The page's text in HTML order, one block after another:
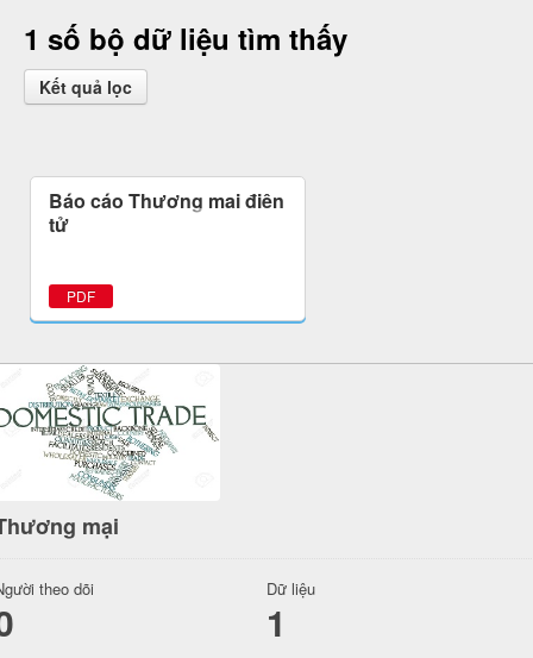
1 số bộ dữ liệu tìm thấy
Kết quả lọc
Báo cáo Thương mại điện
tử
PDF
mại
theo dõi Dữ liệu
1